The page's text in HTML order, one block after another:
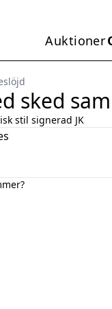
Huvudmeny
Auktioner
sked
stil signerad JK